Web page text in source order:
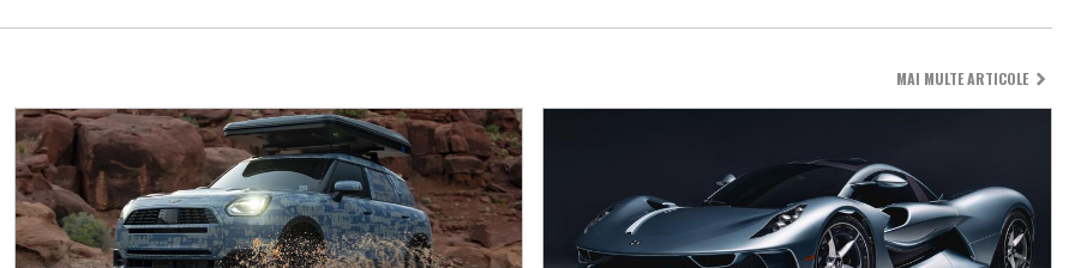
MAI MULTE ARTICOLE